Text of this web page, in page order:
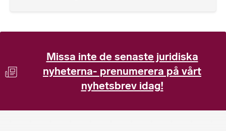
Missa inte de senaste juridiska
nyheterna- prenumerera på vårt
nyhetsbrev idag!